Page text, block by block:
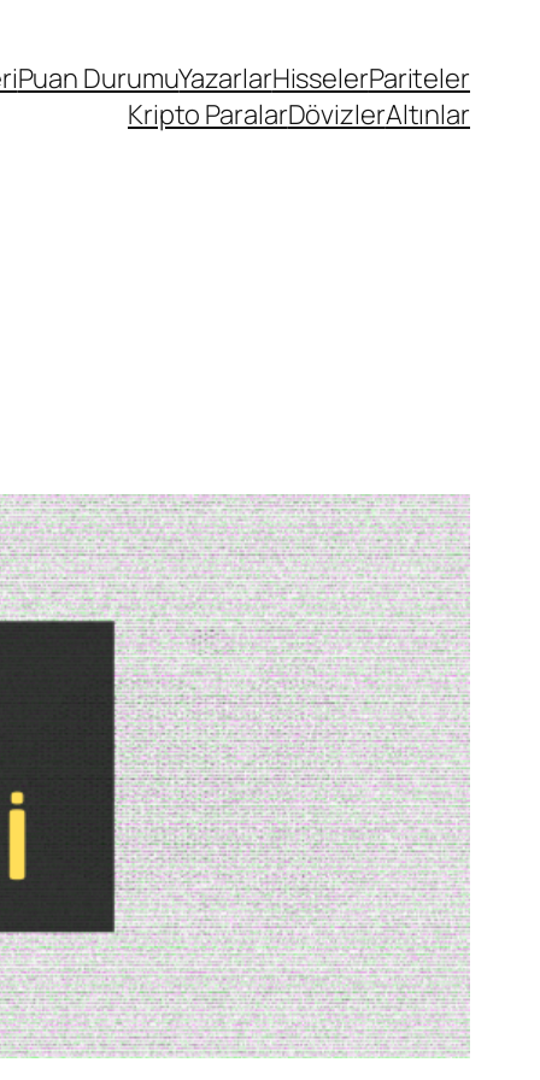
Puan DurumuYazarlarHisselerPariteler
Kripto ParalarDövizlerAltınlar